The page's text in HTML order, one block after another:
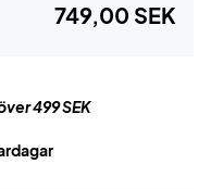
749,00 SEK
499 SEK